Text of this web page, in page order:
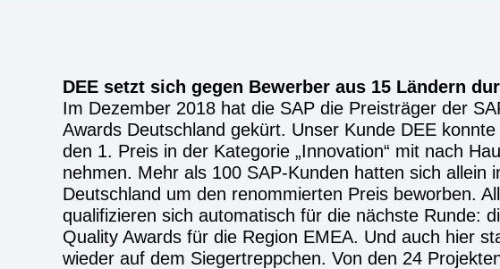
DEE setzt sich gegen Bewerber aus 15 Ländern
Im Dezember 2018 hat die SAP die Preisträger der
Awards Deutschland gekürt. Unser Kunde DEE
den 1. Preis in der Kategorie „Innovation“ mit nach
nehmen. Mehr als 100 SAP-Kunden hatten sich allein
Deutschland um den renommierten Preis beworben.
qualifizieren sich automatisch für die nächste Runde:
Quality Awards für die Region EMEA. Und auch hier
wieder auf dem Siegertreppchen. Von den 24